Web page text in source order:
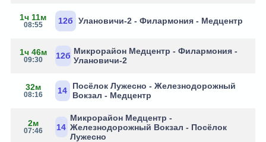
1ч 11м
08:55 12б Улановичи-2 - Филармония - Медцентр
1ч 46м
09:30 12б Микрорайон Медцентр - Филармония -
Улановичи-2
32м
08:16 14
Посёлок Лужесно - Железнодорожный
Вокзал - Медцентр
2м
07:46 14
Микрорайон Медцентр -
Железнодорожный Вокзал - Посёлок
Лужесно